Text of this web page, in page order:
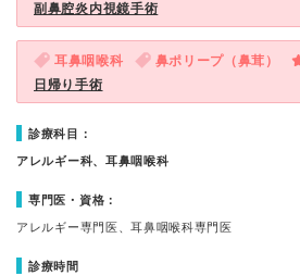
副鼻腔炎内視鏡手術
耳鼻咽喉科 鼻ポリープ（鼻茸）
日帰り手術
診療科目：
アレルギー科、耳鼻咽喉科
専門医・資格：
アレルギー専門医、耳鼻咽喉科専門医
診療時間